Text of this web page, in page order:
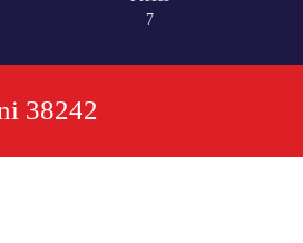
7
38242